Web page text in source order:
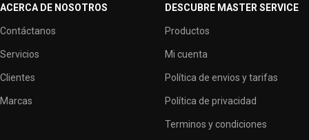
ACERCA DE NOSOTROS
Contáctanos
Servicios
Clientes
Marcas
DESCUBRE MASTER SERVICE
Productos
Mi cuenta
Política de envios y tarifas
Política de privacidad
Terminos y condiciones